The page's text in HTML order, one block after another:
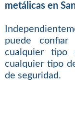
metálicas en
puede confiar
cualquier tipo
cualquier tipo
de seguridad.